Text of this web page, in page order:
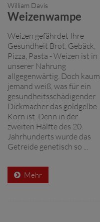
William Davis
Weizenwampe
Weizen gefährdet Ihre
Gesundheit Brot, Gebäck,
Pizza, Pasta - Weizen ist in
unserer Nahrung
allgegenwärtig. Doch kaum
jemand weiß, was für ein
gesundheitsschädigender
Dickmacher das goldgelbe
Korn ist. Denn in der
zweiten Hälfte des 20.
Jahrhunderts wurde das
Getreide genetisch so ...
Mehr